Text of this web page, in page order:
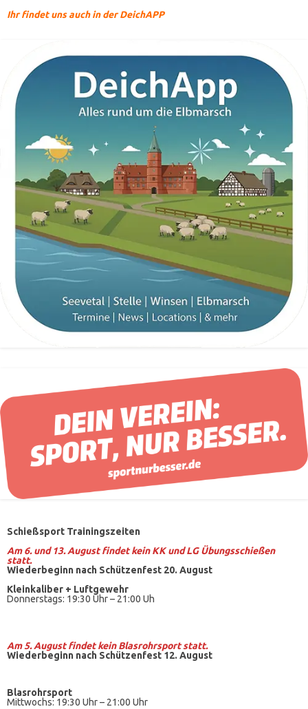
Ihr findet uns auch in der DeichAPP
Schießsport Trainingszeiten
Am 6. und 13. August findet kein KK und LG Übungsschießen
statt.
Wiederbeginn nach Schützenfest 20. August
Kleinkaliber + Luftgewehr
Donnerstags: 19:30 Uhr – 21:00 Uh
Am 5. August findet keinBlasrohrsport statt.
Wiederbeginn nach Schützenfest 12. August
Blasrohrsport
Mittwochs: 19:30 Uhr – 21:00 Uhr